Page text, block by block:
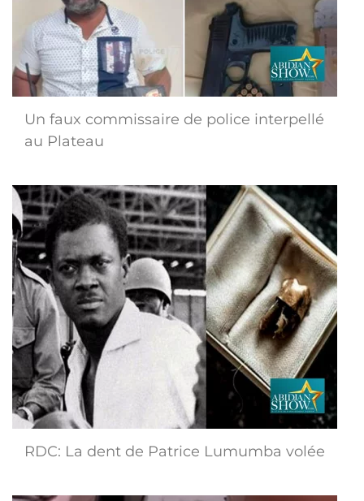
Un faux commissaire de police interpellé
au Plateau
RDC: La dent de Patrice Lumumba volée